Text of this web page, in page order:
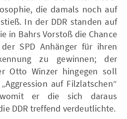
die damals noch auf
In der DDR standen auf
in Bahrs Vorstoß die Chance
SPD Anhänger für ihren
zu gewinnen; der
Otto Winzer hingegen soll
auf Filzlatschen“
er die sich daraus
DDR treffend verdeutlichte.